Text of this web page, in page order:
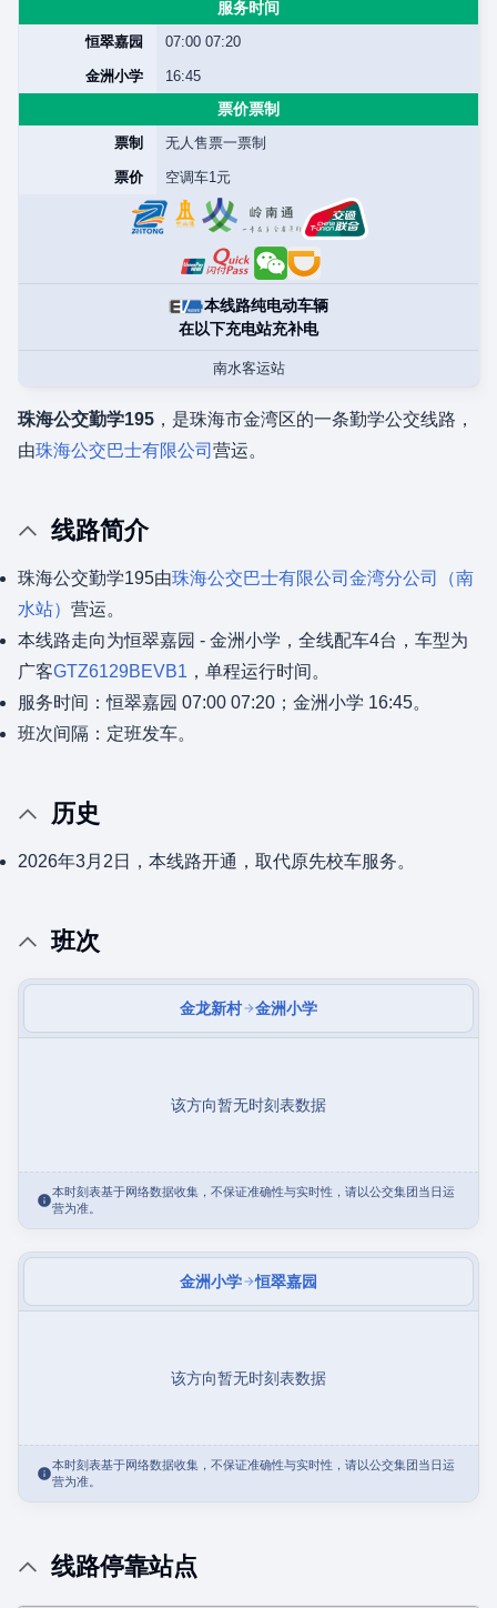
服务时间
恒翠嘉园 07:00 07:20
金洲小学 16:45
票价票制
票制 无人售票一票制
票价 空调车1元
本线路纯电动车辆
在以下充电站充补电
南水客运站
珠海公交勤学195 ，是珠海市金湾区的一条勤学公交线路，
由珠海公交巴士有限公司 营运。
线路简介
珠海公交勤学195由珠海公交巴士有限公司 金湾分公司（南
水站） 营运。
本线路走向为恒翠嘉园 - 金洲小学，全线配车4台，车型为
广客GTZ6129BEVB1 ，单程运行时间。
服务时间：恒翠嘉园 07:00 07:20；金洲小学 16:45。
班次间隔：定班发车。
历史
2026年3月2日，本线路开通，取代原先校车服务。
班次
金龙新村 金洲小学
该方向暂无时刻表数据
本时刻表基于网络数据收集，不保证准确性与实时性，请以公交集团当日运
营为准。
金洲小学 恒翠嘉园
该方向暂无时刻表数据
本时刻表基于网络数据收集，不保证准确性与实时性，请以公交集团当日运
营为准。
线路停靠站点